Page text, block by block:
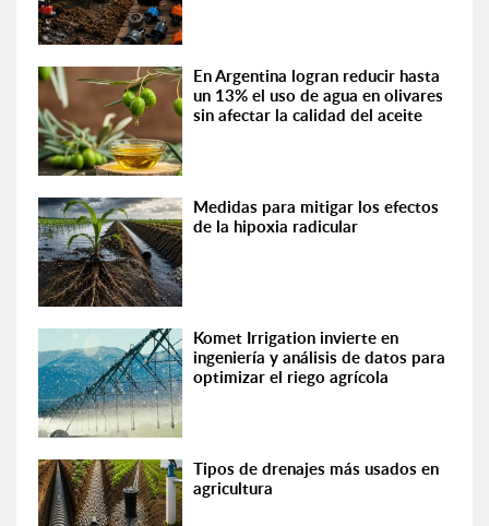
En Argentina logran reducir hasta
un 13% el uso de agua en olivares
sin afectar la calidad del aceite
Medidas para mitigar los efectos
de la hipoxia radicular
Komet Irrigation invierte en
ingeniería y análisis de datos para
optimizar el riego agrícola
Tipos de drenajes más usados en
agricultura